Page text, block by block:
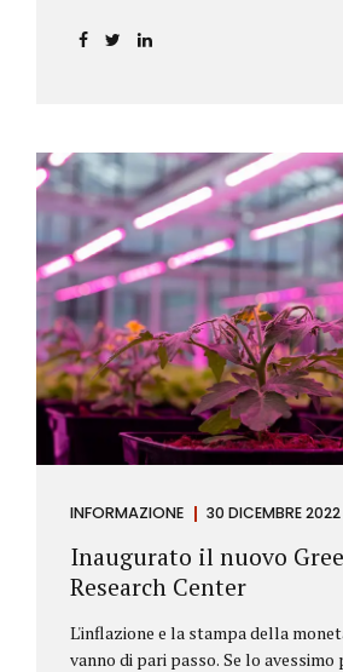
INFORMAZIONE 30 DICEMBRE 2022
Inaugurato il nuovo
Research Center
L'inflazione e la stampa della
vanno di pari passo. Se lo